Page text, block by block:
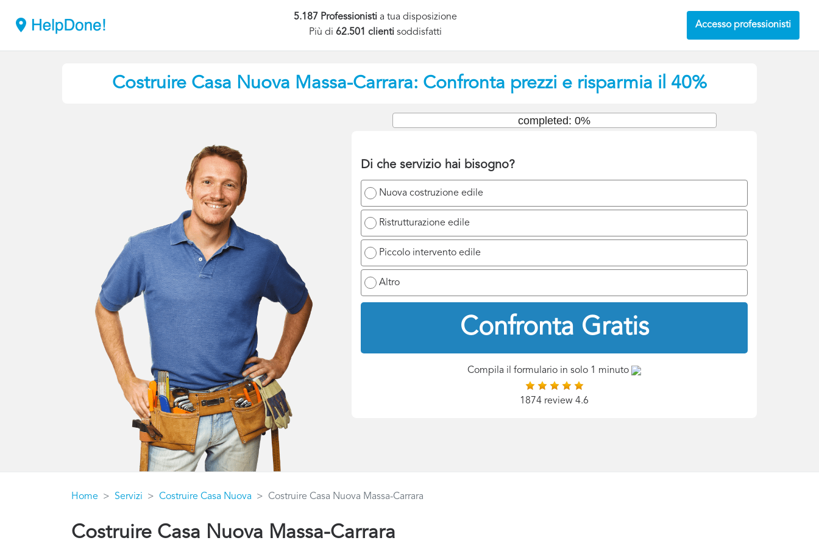
5.187 Professionisti a tua disposizione
Più di62.501 clientisoddisfatti
Accesso professionisti
Costruire Casa Nuova Massa-Carrara: Confronta prezzi e risparmia il 40%
Di che servizio hai bisogno?
Nuova costruzione edile
Ristrutturazione edile
Piccolo intervento edile
Altro
Confronta Gratis
completed: 0%
Compila il formulario in solo 1 minuto
1874 review 4.6
Home Servizi Costruire Casa Nuova Costruire Casa Nuova Massa-Carrara
Costruire Casa Nuova Massa-Carrara